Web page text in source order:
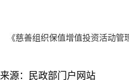
《慈善组织保值增值投资活动管
来源：民政部门户网站